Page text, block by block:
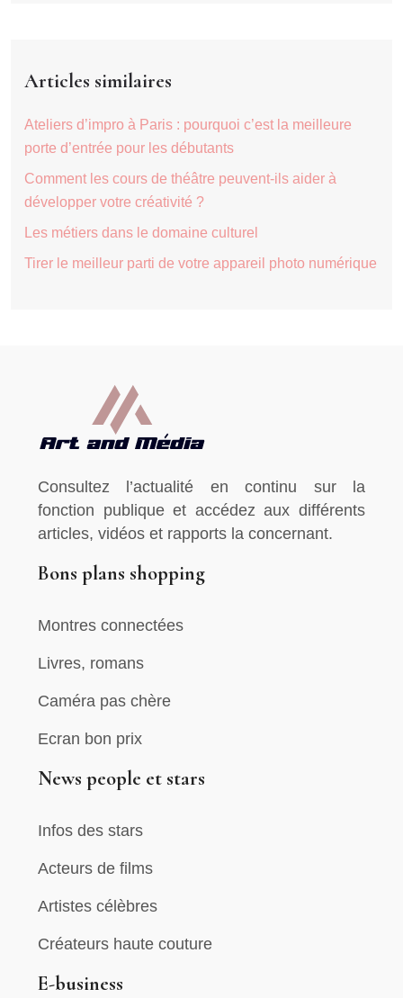
Articles similaires
Ateliers d’impro à Paris : pourquoi c’est la meilleure
porte d’entrée pour les débutants
Comment les cours de théâtre peuvent-ils aider à
développer votre créativité ?
Les métiers dans le domaine culturel
Tirer le meilleur parti de votre appareil photo numérique
Consultez l’actualité en continu sur la
fonction publique et accédez aux différents
articles, vidéos et rapports la concernant.
Bons plans shopping
Montres connectées
Livres, romans
Caméra pas chère
Ecran bon prix
News people et stars
Infos des stars
Acteurs de films
Artistes célèbres
Créateurs haute couture
E-business